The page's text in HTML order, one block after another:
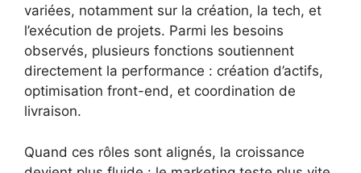
variées, notamment sur la création, la tech, et
l’exécution de projets. Parmi les besoins
observés, plusieurs fonctions soutiennent
directement la performance : création d’actifs,
optimisation front-end, et coordination de
livraison.
Quand ces rôles sont alignés, la croissance